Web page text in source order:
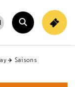
Rechercher
Saisons